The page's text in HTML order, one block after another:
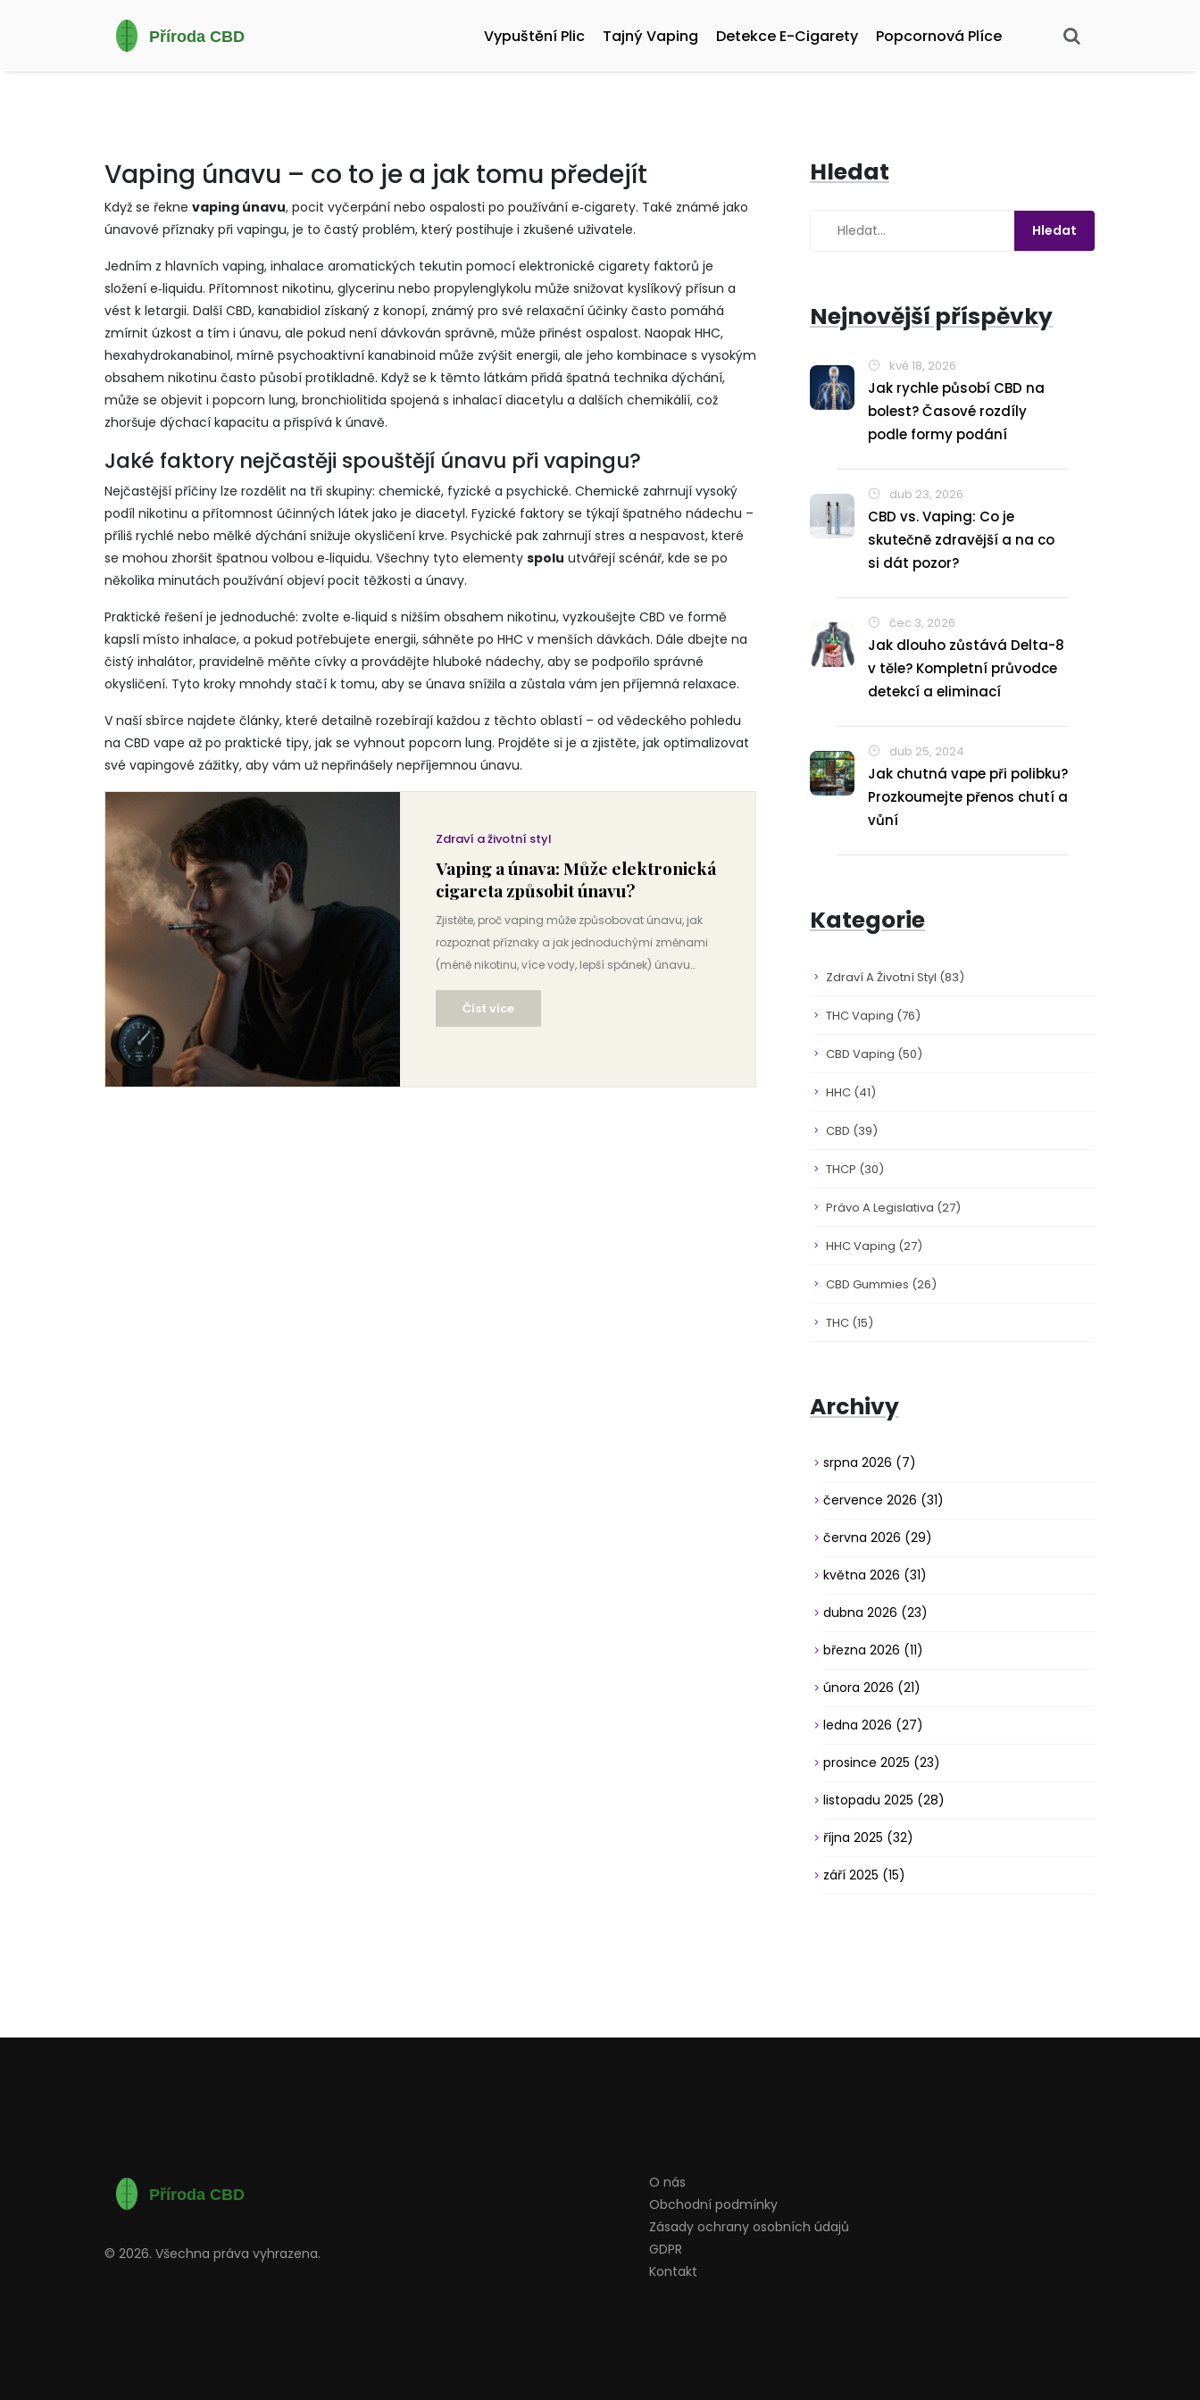
Vypuštění Plic Tajný Vaping Detekce E-Cigarety Popcornová Plíce
Vaping únavu – co to je a jak tomu předejít
Když se řekne vaping únavu, pocit vyčerpání nebo ospalosti po používání e‑cigarety. Také známé jako
únavové příznaky při vapingu, je to častý problém, který postihuje i zkušené uživatele.
Jedním z hlavních vaping, inhalace aromatických tekutin pomocí elektronické cigarety faktorů je
složení e‑liquidu. Přítomnost nikotinu, glycerinu nebo propylenglykolu může snižovat kyslíkový přísun a
vést k letargii. Další CBD, kanabidiol získaný z konopí, známý pro své relaxační účinky často pomáhá
zmírnit úzkost a tím i únavu, ale pokud není dávkován správně, může přinést ospalost. Naopak HHC,
hexahydrokanabinol, mírně psychoaktivní kanabinoid může zvýšit energii, ale jeho kombinace s vysokým
obsahem nikotinu často působí protikladně. Když se k těmto látkám přidá špatná technika dýchání,
může se objevit i popcorn lung, bronchiolitida spojená s inhalací diacetylu a dalších chemikálií, což
zhoršuje dýchací kapacitu a přispívá k únavě.
Jaké faktory nejčastěji spouštějí únavu při vapingu?
Nejčastější příčiny lze rozdělit na tři skupiny: chemické, fyzické a psychické. Chemické zahrnují vysoký
podíl nikotinu a přítomnost účinných látek jako je diacetyl. Fyzické faktory se týkají špatného nádechu –
příliš rychlé nebo mělké dýchání snižuje okysličení krve. Psychické pak zahrnují stres a nespavost, které
se mohou zhoršit špatnou volbou e‑liquidu. Všechny tyto elementy spolu utvářejí scénář, kde se po
několika minutách používání objeví pocit těžkosti a únavy.
Praktické řešení je jednoduché: zvolte e‑liquid s nižším obsahem nikotinu, vyzkoušejte CBD ve formě
kapslí místo inhalace, a pokud potřebujete energii, sáhněte po HHC v menších dávkách. Dále dbejte na
čistý inhalátor, pravidelně měňte cívky a provádějte hluboké nádechy, aby se podpořilo správné
okysličení. Tyto kroky mnohdy stačí k tomu, aby se únava snížila a zůstala vám jen příjemná relaxace.
V naší sbírce najdete články, které detailně rozebírají každou z těchto oblastí – od vědeckého pohledu
na CBD vape až po praktické tipy, jak se vyhnout popcorn lung. Projděte si je a zjistěte, jak optimalizovat
své vapingové zážitky, aby vám už nepřinášely nepříjemnou únavu.
Zdraví a životní styl
Vaping a únava: Může elektronická
cigareta způsobit únavu?
Zjistěte, proč vaping může způsobovat únavu, jak
rozpoznat příznaky a jak jednoduchými změnami
(méně nikotinu, více vody, lepší spánek) únavu
eliminovat.
Číst více
Hledat
Nejnovější příspěvky
kvě 18, 2026
Jak rychle působí CBD na
bolest? Časové rozdíly
podle formy podání
dub 23, 2026
CBD vs. Vaping: Co je
skutečně zdravější a na co
si dát pozor?
čec 3, 2026
Jak dlouho zůstává Delta-8
v těle? Kompletní průvodce
detekcí a eliminací
dub 25, 2024
Jak chutná vape při polibku?
Prozkoumejte přenos chutí a
vůní
Kategorie
Zdraví A Životní Styl (83)
THC Vaping (76)
CBD Vaping (50)
HHC (41)
CBD (39)
THCP (30)
Právo A Legislativa (27)
HHC Vaping (27)
CBD Gummies (26)
THC (15)
Archivy
srpna 2026 (7)
července 2026 (31)
června 2026 (29)
května 2026 (31)
dubna 2026 (23)
března 2026 (11)
února 2026 (21)
ledna 2026 (27)
prosince 2025 (23)
listopadu 2025 (28)
října 2025 (32)
září 2025 (15)
© 2026. Všechna práva vyhrazena.
O nás
Obchodní podmínky
Zásady ochrany osobních údajů
GDPR
Kontakt